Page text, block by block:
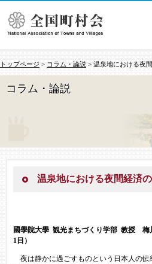
トップページ > コラム・論説 > 温泉地における夜
コラム・論説
温泉地における夜間経済
國學院大學 観光まちづくり学部 教授 梅
1日）
夜は静かに過ごすものという日本人の